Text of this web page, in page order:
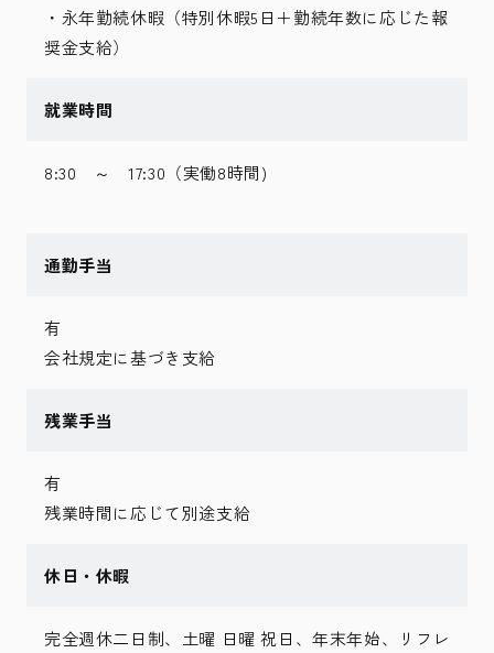
・永年勤続休暇（特別休暇5日＋勤続年数に応じた報
奨金支給）
就業時間
8:30 ～ 17:30（実働8時間)
通勤手当
有
会社規定に基づき支給
残業手当
有
残業時間に応じて別途支給
休日・休暇
完全週休二日制、土曜 日曜 祝日、年末年始、リフレ